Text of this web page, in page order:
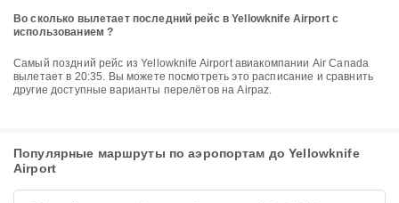
Во сколько вылетает последний рейс в Yellowknife Airport с
использованием ?
Самый поздний рейс из Yellowknife Airport авиакомпании Air Canada
вылетает в 20:35. Вы можете посмотреть это расписание и сравнить
другие доступные варианты перелётов на Airpaz.
Популярные маршруты по аэропортам до Yellowknife
Airport